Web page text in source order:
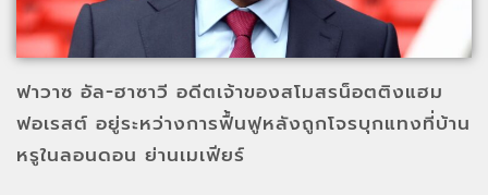
ฟาวาซ อัล-ฮาซาวี อดีตเจ้าของสโมสรน็อตติงแฮม
ฟอเรสต์ อยู่ระหว่างการฟื้นฟูหลังถูกโจรบุกแทงที่บ้าน
หรูในลอนดอน ย่านเมเฟียร์